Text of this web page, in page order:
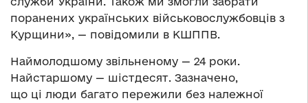
поранених українських військовослужбовців з
Курщини», — повідомили в КШППВ.
Наймолодшому звільненому — 24 роки.
Найстаршому — шістдесят. Зазначено,
що ці люди багато пережили без належної